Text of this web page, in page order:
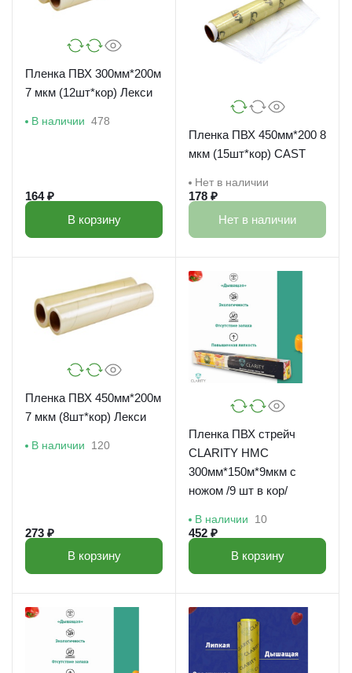
Пленка ПВХ 300мм*200м
7 мкм (12шт*кор) Лекси
В наличии 478
164 ₽
В корзину
Пленка ПВХ 450мм*200 8
мкм (15шт*кор) CAST
Нет в наличии
178 ₽
Нет в наличии
Пленка ПВХ 450мм*200м
7 мкм (8шт*кор) Лекси
В наличии 120
273 ₽
В корзину
Пленка ПВХ стрейч
CLARITY HMC
300мм*150м*9мкм с
ножом /9 шт в кор/
В наличии 10
452 ₽
В корзину